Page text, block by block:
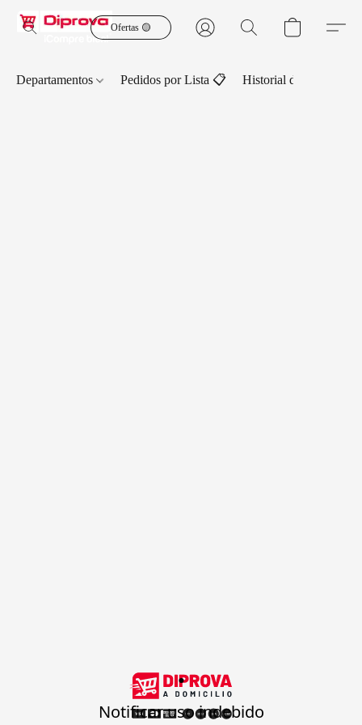
Ofertas 🟡
Departamentos Pedidos por Lista 📋 Historial de Pedidos
.
Notificar uso indebido